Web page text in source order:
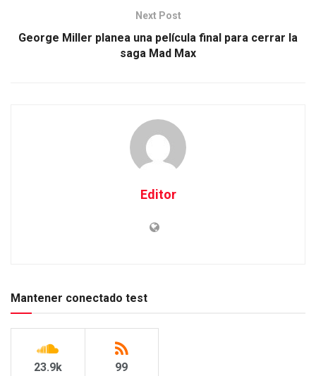
Next Post
George Miller planea una película final para cerrar la
saga Mad Max
Editor
Mantener conectado test
23.9k 99